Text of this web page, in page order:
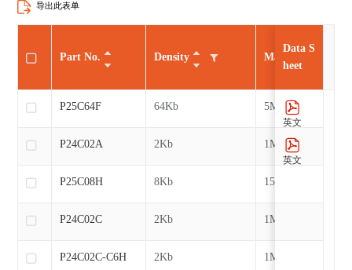
导出此表单
Density Max CLK
64Kb 5MHz
2Kb 1MHz
8Kb 15MHz
2Kb 1MHz
2Kb 1MHz
Part No.
P25C64F
P24C02A
P25C08H
P24C02C
P24C02C-C6H
Data S
heet
英文
英文